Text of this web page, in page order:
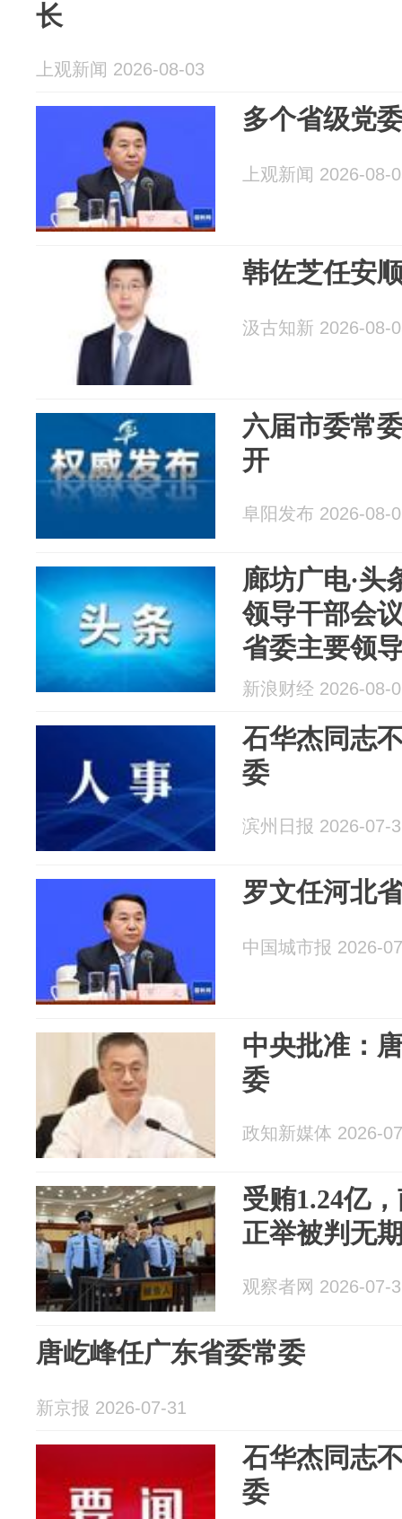
长
上观新闻 2026-08-03
多个省级党
上观新闻 2026-08-
韩佐芝任安
汲古知新 2026-08-
六届市委常
开
阜阳发布 2026-08-
廊坊广电·头
领导干部会
省委主要领
新浪财经 2026-08-
石华杰同志
委
滨州日报 2026-07-
罗文任河北
中国城市报 2026-
中央批准：
委
政知新媒体 2026-
受贿1.24亿
正举被判无
观察者网 2026-07-
唐屹峰任广东省委常委
新京报 2026-07-31
石华杰同志
委